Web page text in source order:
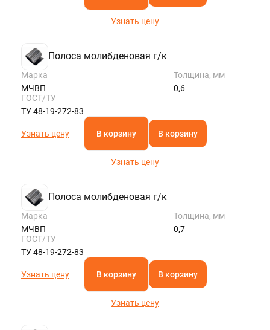
Узнать цену
Полоса молибденовая г/к
Марка
МЧВП
Толщина, мм
0,6
ГОСТ/ТУ
ТУ 48-19-272-83
Узнать цену В корзину В корзину
Узнать цену
Полоса молибденовая г/к
Марка
МЧВП
Толщина, мм
0,7
ГОСТ/ТУ
ТУ 48-19-272-83
Узнать цену В корзину В корзину
Узнать цену